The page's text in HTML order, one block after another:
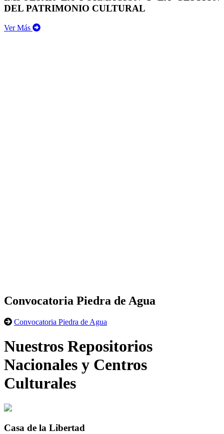
DEL PATRIMONIO CULTURAL
Ver Más
Convocatoria Piedra de Agua
Convocatoria Piedra de Agua
Nuestros Repositorios
Nacionales y Centros
Culturales
Casa de la Libertad